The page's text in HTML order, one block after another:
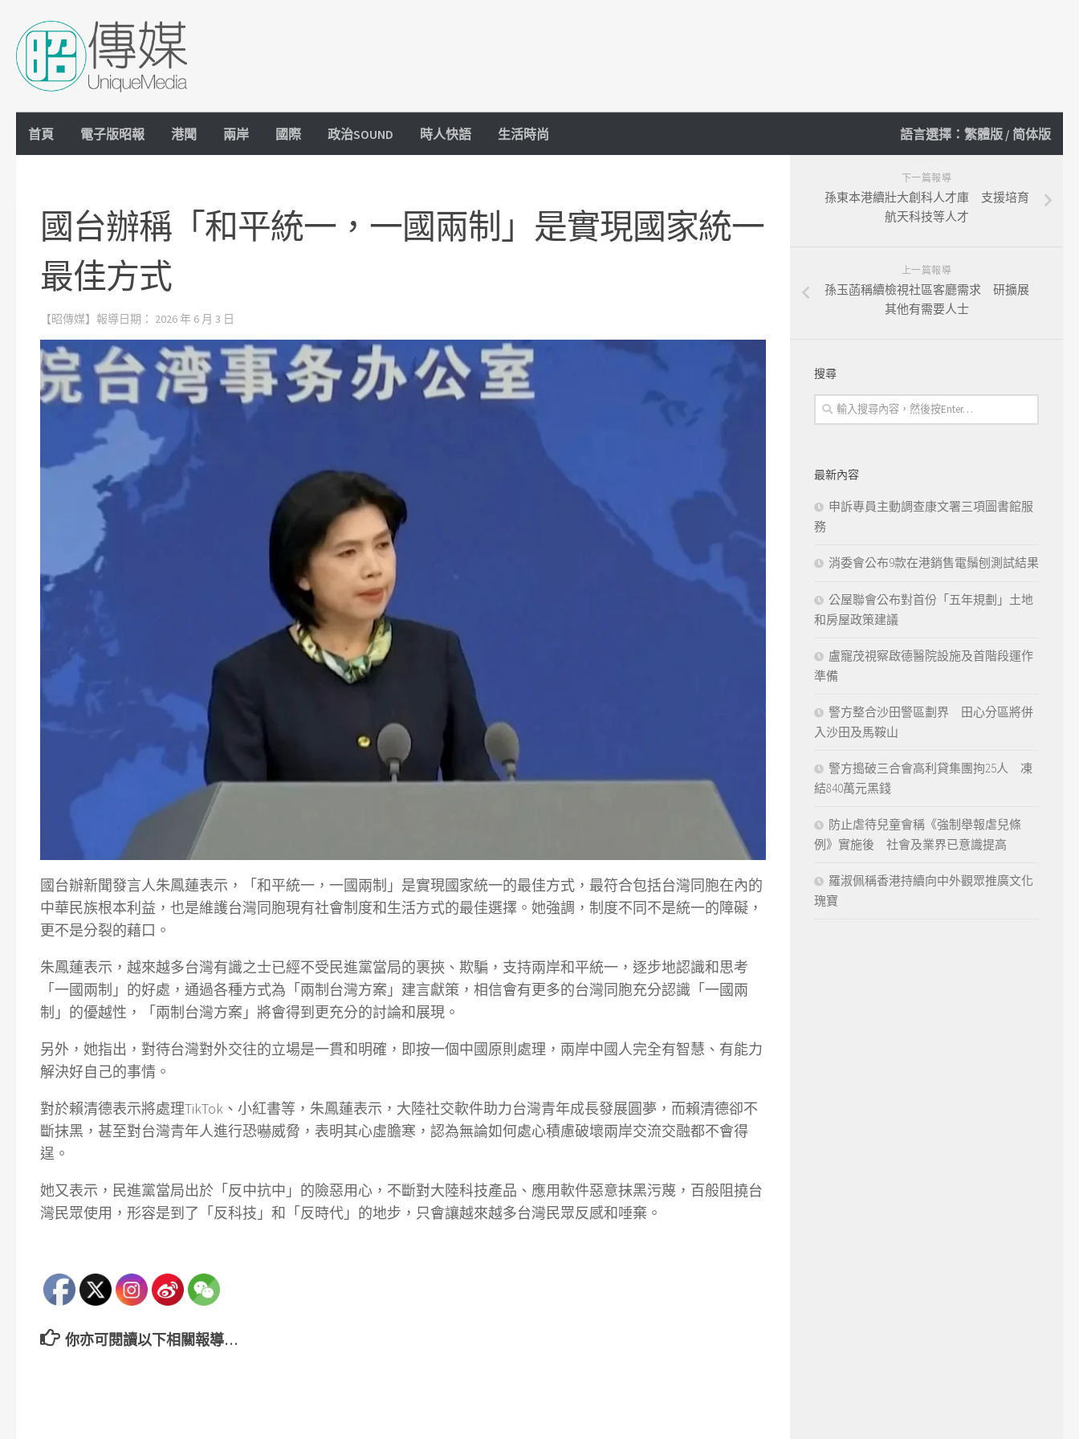
Skip to content
首頁 電子版昭報 港聞 兩岸 國際 政治SOUND 時人快語 生活時尚 語言選擇： 繁體版 / 简体版
國台辦稱「和平統一，一國兩制」是實現國家統一
最佳方式
【昭傳媒】報導日期： 2026 年 6 月 3 日
國台辦新聞發言人朱鳳蓮表示，「和平統一，一國兩制」是實現國家統一的最佳方式，最符合包括台灣同胞在內的
中華民族根本利益，也是維護台灣同胞現有社會制度和生活方式的最佳選擇。她強調，制度不同不是統一的障礙，
更不是分裂的藉口。
朱鳳蓮表示，越來越多台灣有識之士已經不受民進黨當局的裹挾、欺騙，支持兩岸和平統一，逐步地認識和思考
「一國兩制」的好處，通過各種方式為「兩制台灣方案」建言獻策，相信會有更多的台灣同胞充分認識「一國兩
制」的優越性，「兩制台灣方案」將會得到更充分的討論和展現。
另外，她指出，對待台灣對外交往的立場是一貫和明確，即按一個中國原則處理，兩岸中國人完全有智慧、有能力
解決好自己的事情。
對於賴清德表示將處理TikTok、小紅書等，朱鳳蓮表示，大陸社交軟件助力台灣青年成長發展圓夢，而賴清德卻不
斷抹黑，甚至對台灣青年人進行恐嚇威脅，表明其心虛膽寒，認為無論如何處心積慮破壞兩岸交流交融都不會得
逞。
她又表示，民進黨當局出於「反中抗中」的險惡用心，不斷對大陸科技產品、應用軟件惡意抹黑污蔑，百般阻撓台
灣民眾使用，形容是到了「反科技」和「反時代」的地步，只會讓越來越多台灣民眾反感和唾棄。
你亦可閱讀以下相關報導…
下一篇報導
孫東本港續壯大創科人才庫 支援培育
航天科技等人才
上一篇報導
孫玉菡稱續檢視社區客廳需求 研擴展
其他有需要人士
搜尋
最新內容
申訴專員主動調查康文署三項圖書館服
務
消委會公布9款在港銷售電鬚刨測試結果
公屋聯會公布對首份「五年規劃」土地
和房屋政策建議
盧寵茂視察啟德醫院設施及首階段運作
準備
警方整合沙田警區劃界 田心分區將併
入沙田及馬鞍山
警方搗破三合會高利貸集團拘25人 凍
結840萬元黑錢
防止虐待兒童會稱《強制舉報虐兒條
例》實施後 社會及業界已意識提高
羅淑佩稱香港持續向中外觀眾推廣文化
瑰寶